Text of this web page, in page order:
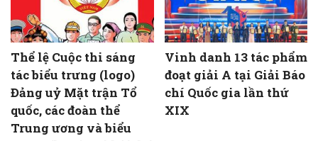
Thể lệ Cuộc thi sáng
tác biểu trưng (logo)
Đảng uỷ Mặt trận Tổ
quốc, các đoàn thể
Trung ương và biểu
Vinh danh 13 tác phẩm
đoạt giải A tại Giải Báo
chí Quốc gia lần thứ
XIX